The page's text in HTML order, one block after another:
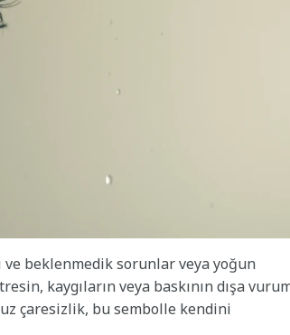
ve beklenmedik sorunlar veya yoğun
kaygıların veya baskının dışa
çaresizlik, bu sembolle kendini